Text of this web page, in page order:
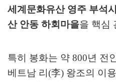
세계문화유산 영주 부석
산 안동 하회마을을 핵심
특히 봉화는 약 800년 전
베트남 리 (李) 왕조의 이